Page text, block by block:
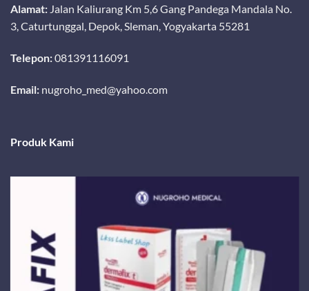
Alamat: Jalan Kaliurang Km 5,6 Gang Pandega Mandala No.
3, Caturtunggal, Depok, Sleman, Yogyakarta 55281
Telepon:081391116091
Email: nugroho_med@yahoo.com
Produk Kami